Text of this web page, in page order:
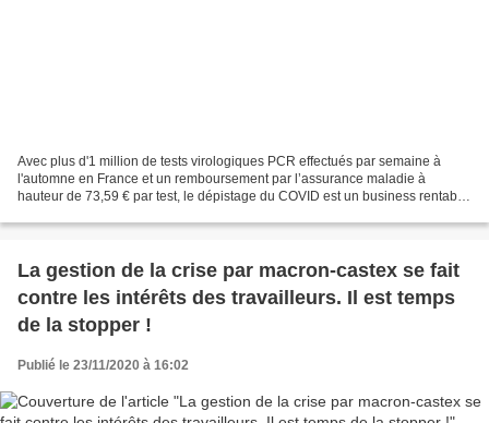
Avec plus d'1 million de tests virologiques PCR effectués par semaine à
l'automne en France et un remboursement par l’assurance maladie à
hauteur de 73,59 € par test, le dépistage du COVID est un business rentable
La gestion de la crise par macron-castex se fait
contre les intérêts des travailleurs. Il est temps
de la stopper !
Publié le 23/11/2020 à 16:02